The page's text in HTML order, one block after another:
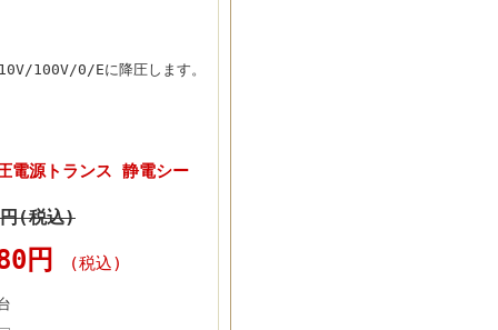
100V/0/Eに降圧します。
電源トランス 静電シー
(税込)
円 (税込)